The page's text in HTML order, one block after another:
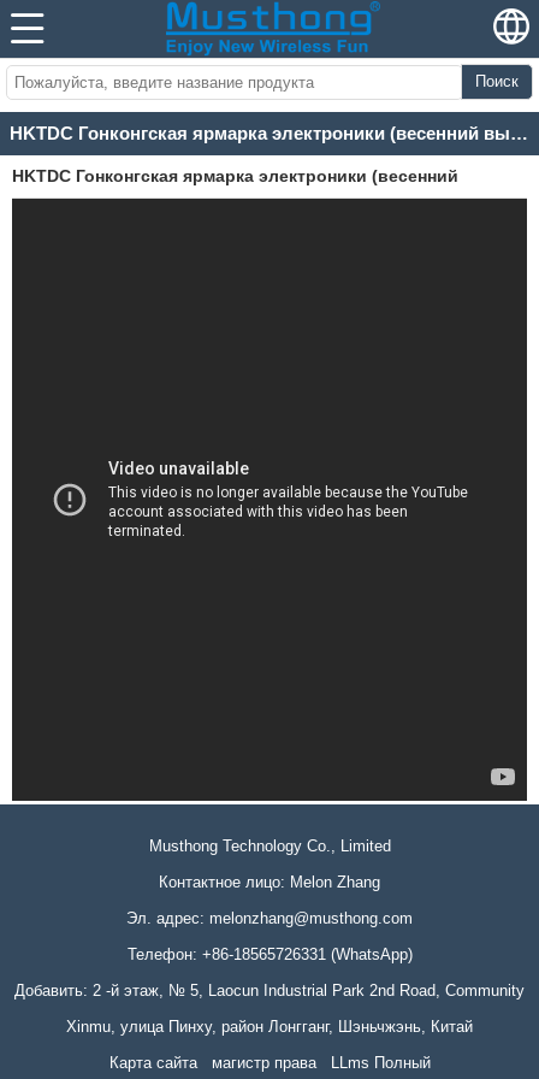
Поиск
HKTDC Гонконгская ярмарка электроники (весенний выпуск) 2019
HKTDC Гонконгская ярмарка электроники (весенний
Musthong Technology Co., Limited
Контактное лицо: Melon Zhang
Эл. адрес: melonzhang@musthong.com
Телефон: +86-18565726331 (WhatsApp)
Добавить: 2 -й этаж, № 5, Laocun Industrial Park 2nd Road, Community
Xinmu, улица Пинху, район Лонгганг, Шэньчжэнь, Китай
Карта сайта
магистр права LLms Полный